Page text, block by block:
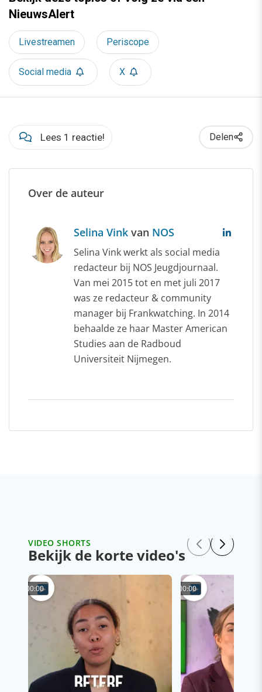
NieuwsAlert
Livestreamen Periscope
Social media X
Lees 1 reactie! Delen
Over de auteur
Selina Vink van NOS
Selina Vink werkt als social media
redacteur bij NOS Jeugdjournaal.
Van mei 2015 tot en met juli 2017
was ze redacteur & community
manager bij Frankwatching. In 2014
behaalde ze haar Master American
Studies aan de Radboud
Universiteit Nijmegen.
VIDEO SHORTS
Bekijk de korte video's
00:00 00:00